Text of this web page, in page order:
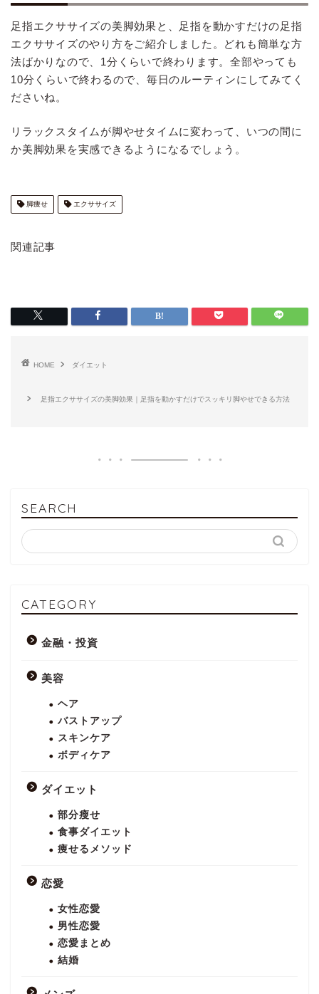
足指エクササイズの美脚効果と、足指を動かすだけの足指
エクササイズのやり方をご紹介しました。どれも簡単な方
法ばかりなので、1分くらいで終わります。全部やっても
10分くらいで終わるので、毎日のルーティンにしてみてく
ださいね。
リラックスタイムが脚やせタイムに変わって、いつの間に
か美脚効果を実感できるようになるでしょう。
脚痩せ エクササイズ
関連記事
HOME ダイエット
足指エクササイズの美脚効果｜足指を動かすだけでスッキリ脚やせできる方法
SEARCH
CATEGORY
金融・投資
美容
ヘア
バストアップ
スキンケア
ボディケア
ダイエット
部分瘦せ
食事ダイエット
痩せるメソッド
恋愛
女性恋愛
男性恋愛
恋愛まとめ
結婚